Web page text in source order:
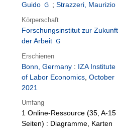
Guido
; Strazzeri, Maurizio
Körperschaft
Forschungsinstitut zur Zukunft
der Arbeit
Erschienen
Bonn, Germany : IZA Institute
of Labor Economics, October
2021
Umfang
1 Online-Ressource (35, A-15
Seiten) : Diagramme, Karten